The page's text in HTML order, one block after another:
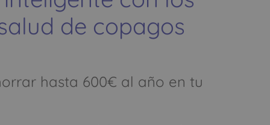
de copagos
hasta 600€ al año en tu